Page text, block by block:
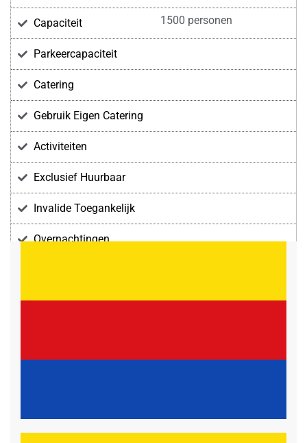
Capaciteit 1500 personen
Parkeercapaciteit
Catering
Gebruik Eigen Catering
Activiteiten
Exclusief Huurbaar
Invalide Toegankelijk
Overnachtingen